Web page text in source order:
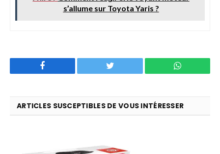
s’allume sur Toyota Yaris ?
Twitter WhatsApp
ARTICLES SUSCEPTIBLES DE VOUS INTÉRESSER